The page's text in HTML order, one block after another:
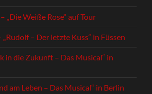
Weiße Rose“ auf Tour
– Der letzte Kuss“ in Füssen
in die Zukunft – Das Musical“ in
am Leben – Das Musical“ in Berlin